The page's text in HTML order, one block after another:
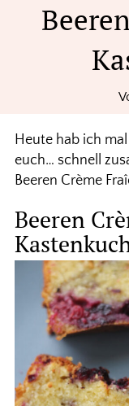
Heute hab ich
euch… schnell
Beeren Crème
Beeren